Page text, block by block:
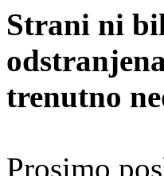
Strani ni
trenutno
Prosimo